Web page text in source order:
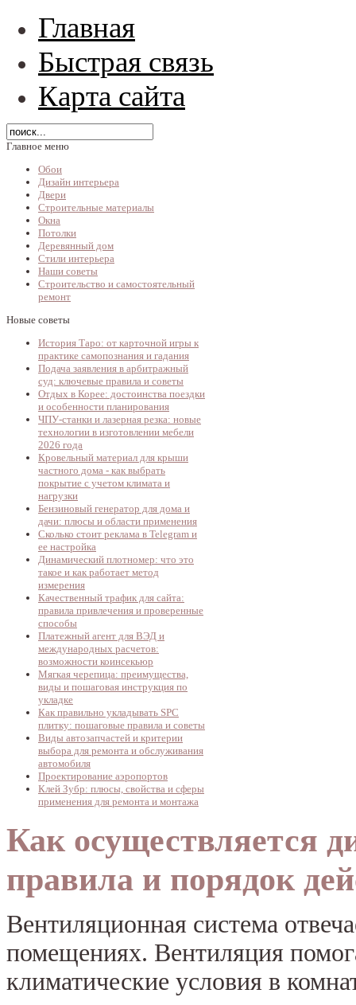
Главная
Быстрая связь
Карта сайта
Главное меню
Обои
Дизайн интерьера
Двери
Строительные материалы
Окна
Потолки
Деревянный дом
Стили интерьера
Наши советы
Строительство и самостоятельный
ремонт
Новые советы
История Таро: от карточной игры к
практике самопознания и гадания
Подача заявления в арбитражный
суд: ключевые правила и советы
Отдых в Корее: достоинства поездки
и особенности планирования
ЧПУ-станки и лазерная резка: новые
технологии в изготовлении мебели
2026 года
Кровельный материал для крыши
частного дома - как выбрать
покрытие с учетом климата и
нагрузки
Бензиновый генератор для дома и
дачи: плюсы и области применения
Сколько стоит реклама в Telegram и
ее настройка
Динамический плотномер: что это
такое и как работает метод
измерения
Качественный трафик для сайта:
правила привлечения и проверенные
способы
Платежный агент для ВЭД и
международных расчетов:
возможности коинсекьюр
Мягкая черепица: преимущества,
виды и пошаговая инструкция по
укладке
Как правильно укладывать SPC
плитку: пошаговые правила и советы
Виды автозапчастей и критерии
выбора для ремонта и обслуживания
автомобиля
Проектирование аэропортов
Клей Зубр: плюсы, свойства и сферы
применения для ремонта и монтажа
Как осуществляется
правила и порядок
Вентиляционная система
помещениях. Вентиляция
климатические условия в